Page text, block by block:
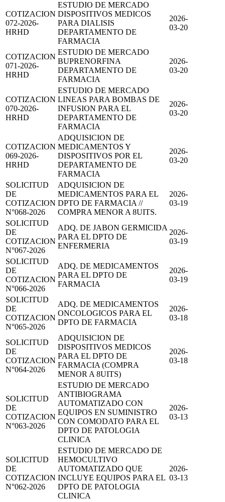
COTIZACION
072-2026-
HRHD
ESTUDIO DE MERCADO
DISPOSITIVOS MEDICOS
PARA DIALISIS
DEPARTAMENTO DE
FARMACIA
2026-
03-20
COTIZACION
071-2026-
HRHD
ESTUDIO DE MERCADO
BUPRENORFINA
DEPARTAMENTO DE
FARMACIA
2026-
03-20
COTIZACION
070-2026-
HRHD
ESTUDIO DE MERCADO
LINEAS PARA BOMBAS DE
INFUSION PARA EL
DEPARTAMENTO DE
FARMACIA
2026-
03-20
COTIZACION
069-2026-
HRHD
ADQUISICION DE
MEDICAMENTOS Y
DISPOSITIVOS POR EL
DEPARTAMENTO DE
FARMACIA
2026-
03-20
SOLICITUD
DE
COTIZACION
N°068-2026
ADQUISICION DE
MEDICAMENTOS PARA EL
DPTO DE FARMACIA //
COMPRA MENOR A 8UITS.
2026-
03-19
SOLICITUD
DE
COTIZACION
N°067-2026
ADQ. DE JABON GERMICIDA
PARA EL DPTO DE
ENFERMERIA
2026-
03-19
SOLICITUD
DE
COTIZACION
N°066-2026
ADQ. DE MEDICAMENTOS
PARA EL DPTO DE
FARMACIA
2026-
03-19
SOLICITUD
DE
COTIZACION
N°065-2026
ADQ. DE MEDICAMENTOS
ONCOLOGICOS PARA EL
DPTO DE FARMACIA
2026-
03-18
SOLICITUD
DE
COTIZACION
N°064-2026
ADQUISICION DE
DISPOSITIVOS MEDICOS
PARA EL DPTO DE
FARMACIA (COMPRA
MENOR A 8UITS)
2026-
03-18
SOLICITUD
DE
COTIZACION
N°063-2026
ESTUDIO DE MERCADO
ANTIBIOGRAMA
AUTOMATIZADO CON
EQUIPOS EN SUMINISTRO
CON COMODATO PARA EL
DPTO DE PATOLOGIA
CLINICA
2026-
03-13
SOLICITUD
DE
COTIZACION
N°062-2026
ESTUDIO DE MERCADO DE
HEMOCULTIVO
AUTOMATIZADO QUE
INCLUYE EQUIPOS PARA EL
DPTO DE PATOLOGIA
CLINICA
2026-
03-13